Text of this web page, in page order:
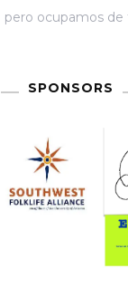
pero ocupamos de
SPONSORS